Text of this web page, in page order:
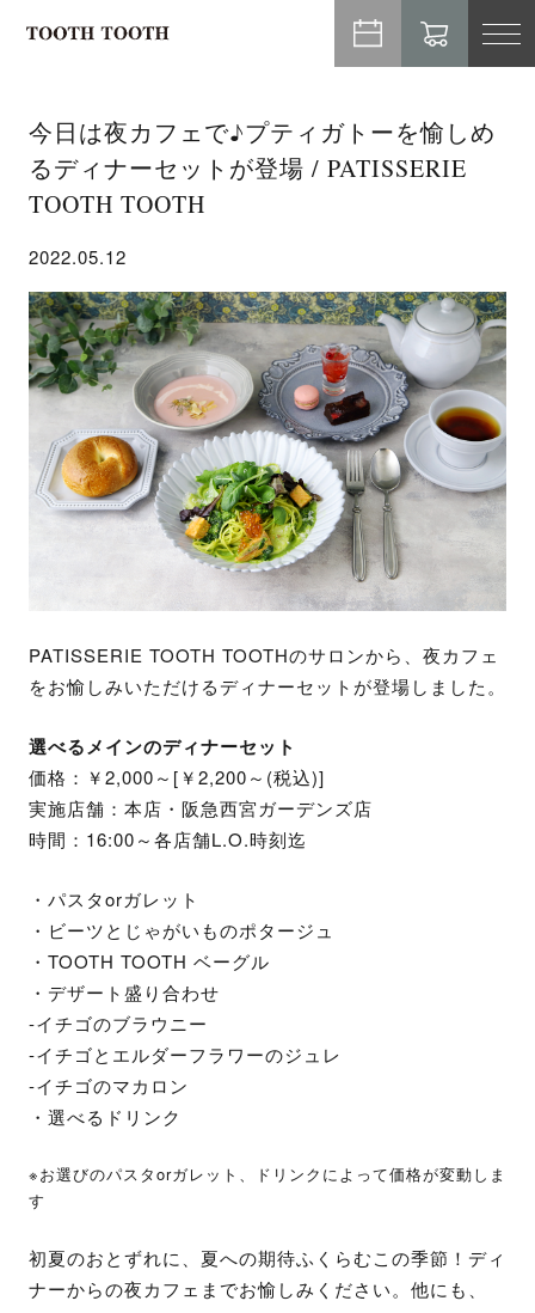
今日は夜カフェで♪プティガトーを愉しめ
るディナーセットが登場 / PATISSERIE
TOOTH TOOTH
2022.05.12
PATISSERIE TOOTH TOOTHのサロンから、夜カフェ
をお愉しみいただけるディナーセットが登場しました。
選べるメインのディナーセット
価格：￥2,000～[￥2,200～(税込)]
実施店舗：本店・阪急西宮ガーデンズ店
時間：16:00～各店舗L.O.時刻迄
・パスタorガレット
・ビーツとじゃがいものポタージュ
・TOOTH TOOTH ベーグル
・デザート盛り合わせ
-イチゴのブラウニー
-イチゴとエルダーフラワーのジュレ
-イチゴのマカロン
・選べるドリンク
※お選びのパスタorガレット、ドリンクによって価格が変動しま
す
初夏のおとずれに、夏への期待ふくらむこの季節！ディ
ナーからの夜カフェまでお愉しみください。他にも、